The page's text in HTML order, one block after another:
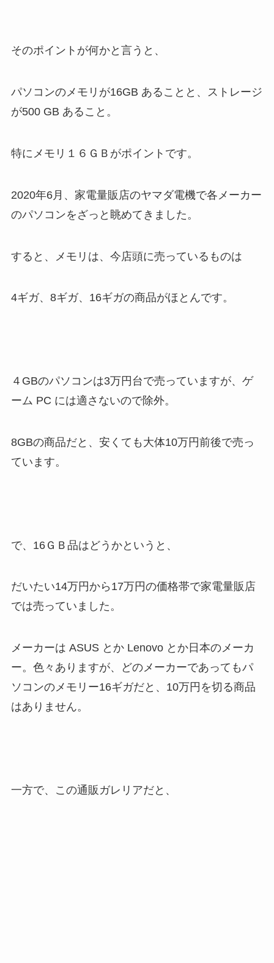
そのポイントが何かと言うと、
パソコンのメモリが16GB あることと、ストレージ
が500 GB あること。
特にメモリ１６ＧＢがポイントです。
2020年6月、家電量販店のヤマダ電機で各メーカー
のパソコンをざっと眺めてきました。
すると、メモリは、今店頭に売っているものは
4ギガ、8ギガ、16ギガの商品がほとんです。
４GBのパソコンは3万円台で売っていますが、ゲ
ーム PC には適さないので除外。
8GBの商品だと、安くても大体10万円前後で売っ
ています。
で、16ＧＢ品はどうかというと、
だいたい14万円から17万円の価格帯で家電量販店
では売っていました。
メーカーは ASUS とか Lenovo とか日本のメーカ
ー。色々ありますが、どのメーカーであってもパ
ソコンのメモリー16ギガだと、10万円を切る商品
はありません。
一方で、この通販ガレリアだと、